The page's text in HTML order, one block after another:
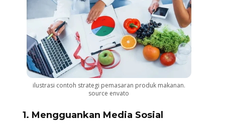
ilustrasi contoh strategi pemasaran produk makanan.
source envato
1. Mengguankan Media Sosial